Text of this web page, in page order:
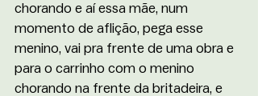
chorando e aí essa mãe, num
momento de aflição, pega esse
menino, vai pra frente de uma obra e
para o carrinho com o menino
chorando na frente da britadeira, e